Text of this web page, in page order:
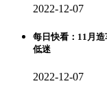
2022-12-07
每日快看：11月
低迷
2022-12-07